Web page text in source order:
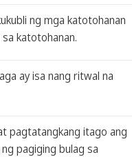
ng mga katotohanan
katotohanan.
ay isa nang ritwal na
pagtatangkang itago ang
pagiging bulag sa